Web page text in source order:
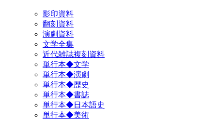
影印資料
翻刻資料
演劇資料
文学全集
近代雑誌複刻資料
単行本◆文学
単行本◆演劇
単行本◆歴史
単行本◆書誌
単行本◆日本語史
単行本◆美術